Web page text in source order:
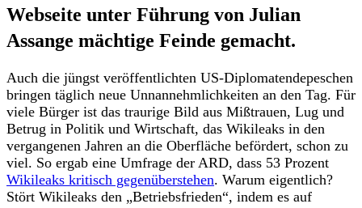
Webseite unter Führung von Julian
Assange mächtige Feinde gemacht.
Auch die jüngst veröffentlichten US-Diplomatendepeschen
bringen täglich neue Unnannehmlichkeiten an den Tag. Für
viele Bürger ist das traurige Bild aus Mißtrauen, Lug und
Betrug in Politik und Wirtschaft, das Wikileaks in den
vergangenen Jahren an die Oberfläche befördert, schon zu
viel. So ergab eine Umfrage der ARD, dass 53 Prozent
Wikileaks kritisch gegenüberstehen. Warum eigentlich?
Stört Wikileaks den „Betriebsfrieden“, indem es auf